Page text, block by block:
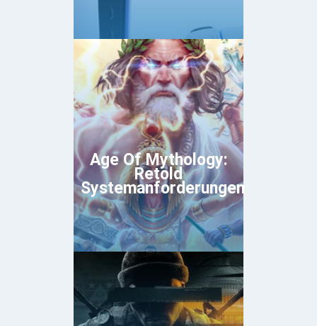
Age Of Mythology:
Retold
Systemanforderungen